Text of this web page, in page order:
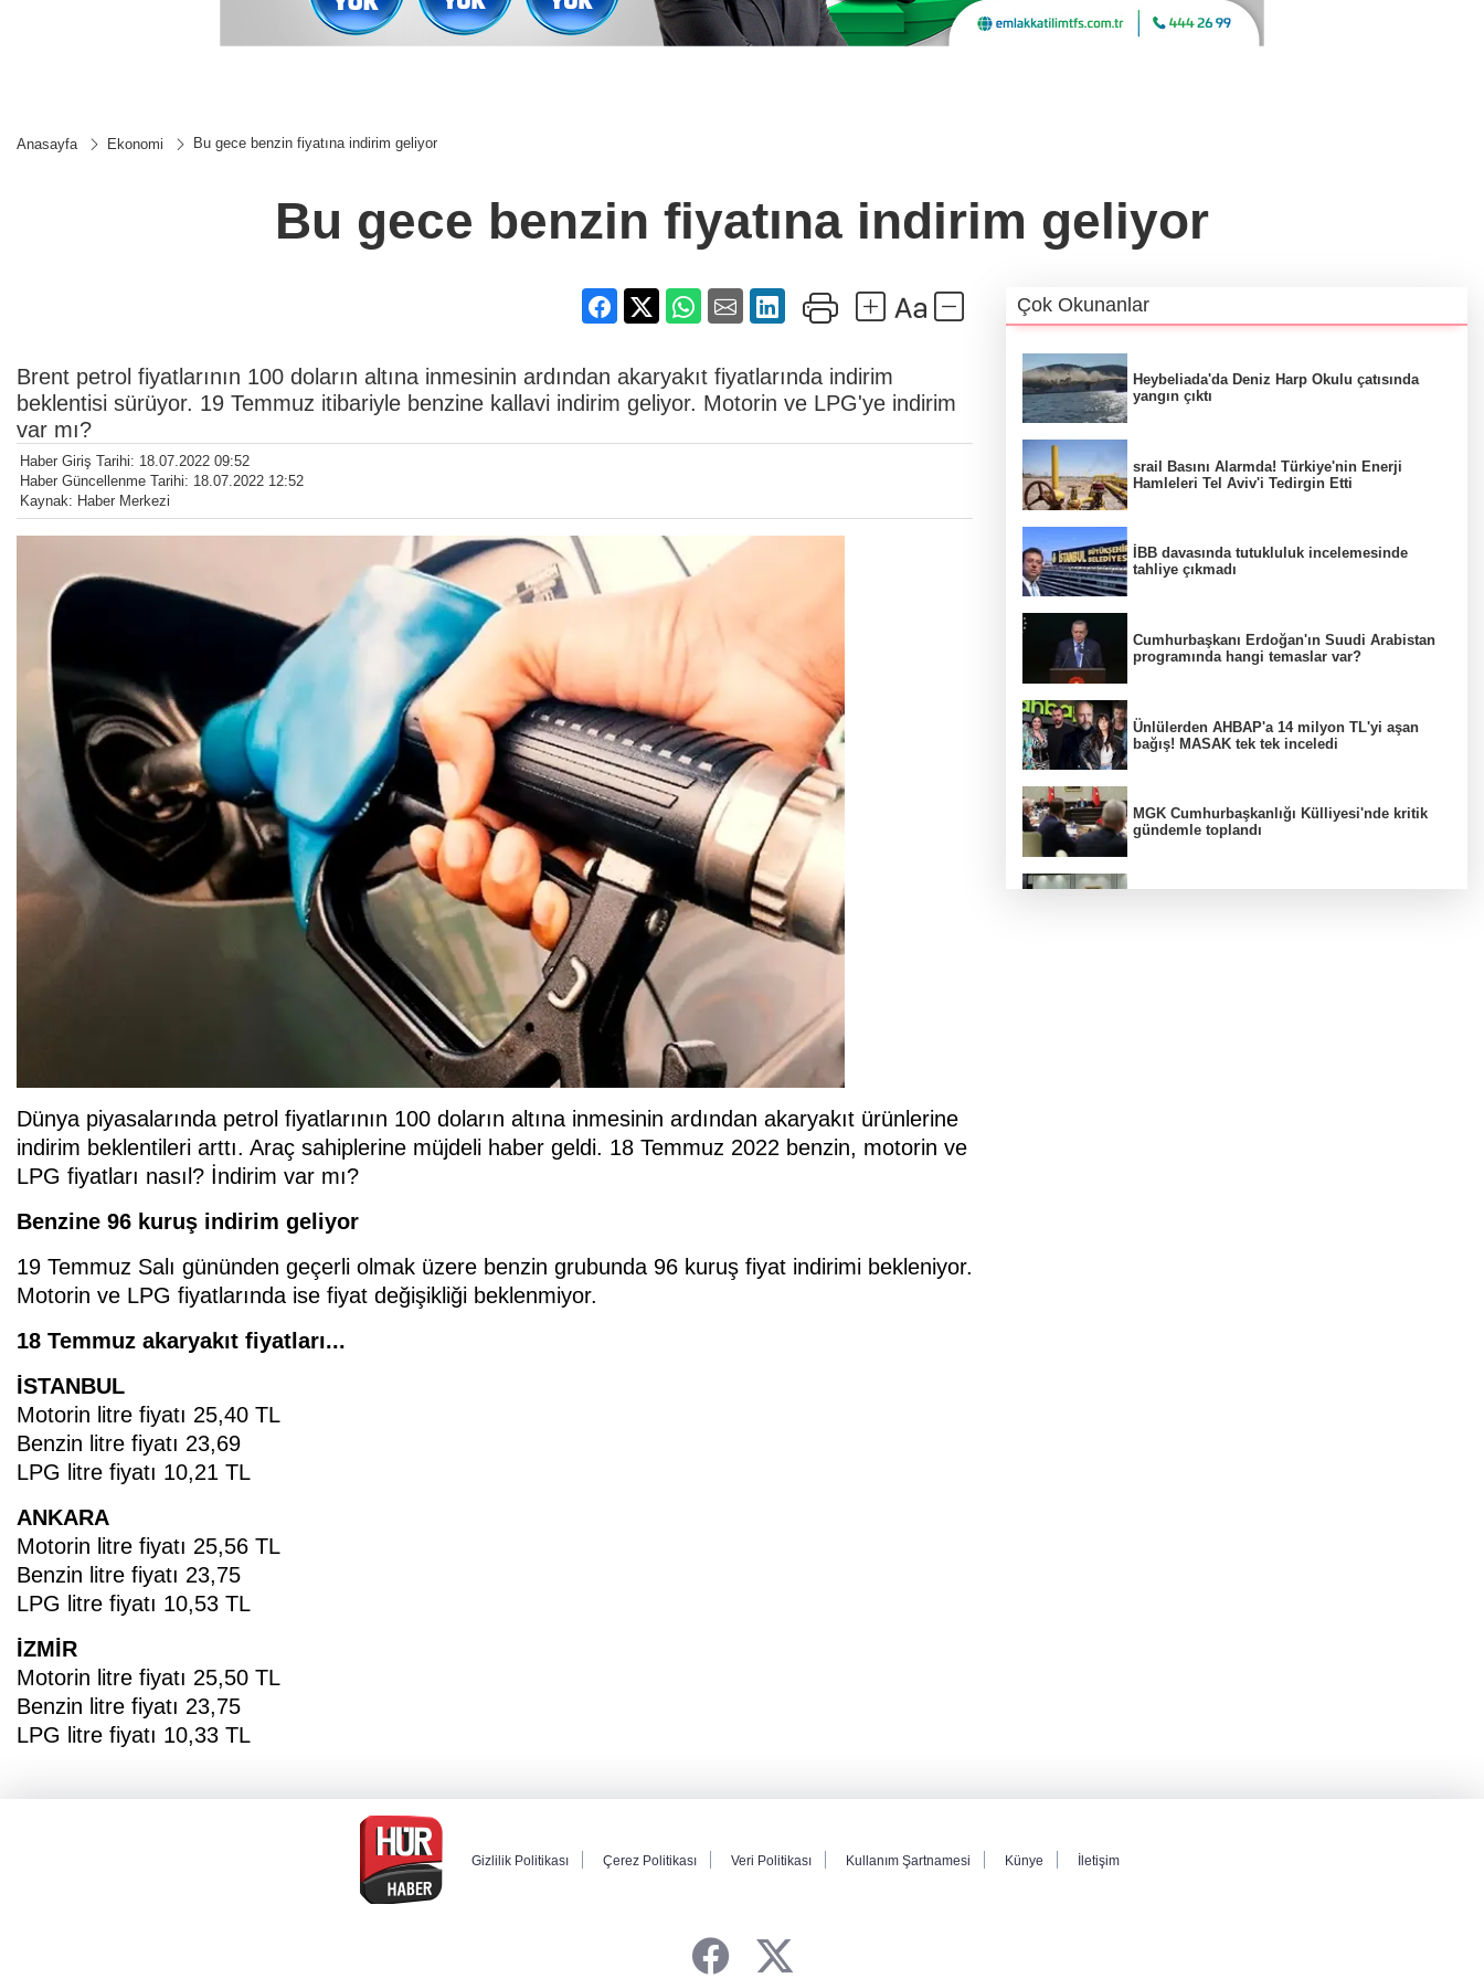
Anasayfa Ekonomi Bu gece benzin fiyatına indirim geliyor
Bu gece benzin fiyatına indirim geliyor
Brent petrol fiyatlarının 100 doların altına inmesinin ardından akaryakıt fiyatlarında indirim
beklentisi sürüyor. 19 Temmuz itibariyle benzine kallavi indirim geliyor. Motorin ve LPG'ye indirim
var mı?
Haber Giriş Tarihi: 18.07.2022 09:52
Haber Güncellenme Tarihi: 18.07.2022 12:52
Kaynak: Haber Merkezi
Dünya piyasalarında petrol fiyatlarının 100 doların altına inmesinin ardından akaryakıt ürünlerine
indirim beklentileri arttı. Araç sahiplerine müjdeli haber geldi. 18 Temmuz 2022 benzin, motorin ve
LPG fiyatları nasıl? İndirim var mı?
Benzine 96 kuruş indirim geliyor
19 Temmuz Salı gününden geçerli olmak üzere benzin grubunda 96 kuruş fiyat indirimi bekleniyor.
Motorin ve LPG fiyatlarında ise fiyat değişikliği beklenmiyor.
18 Temmuz akaryakıt fiyatları...
İSTANBUL
Motorin litre fiyatı 25,40 TL
Benzin litre fiyatı 23,69
LPG litre fiyatı 10,21 TL
ANKARA
Motorin litre fiyatı 25,56 TL
Benzin litre fiyatı 23,75
LPG litre fiyatı 10,53 TL
İZMİR
Motorin litre fiyatı 25,50 TL
Benzin litre fiyatı 23,75
LPG litre fiyatı 10,33 TL
Çok Okunanlar
Heybeliada'da Deniz Harp Okulu çatısında
yangın çıktı
srail Basını Alarmda! Türkiye'nin Enerji
Hamleleri Tel Aviv'i Tedirgin Etti
İBB davasında tutukluluk incelemesinde
tahliye çıkmadı
Cumhurbaşkanı Erdoğan'ın Suudi Arabistan
programında hangi temaslar var?
Ünlülerden AHBAP'a 14 milyon TL'yi aşan
bağış! MASAK tek tek inceledi
MGK Cumhurbaşkanlığı Külliyesi'nde kritik
gündemle toplandı
Gizlilik Politikası Çerez Politikası Veri Politikası Kullanım Şartnamesi Künye İletişim